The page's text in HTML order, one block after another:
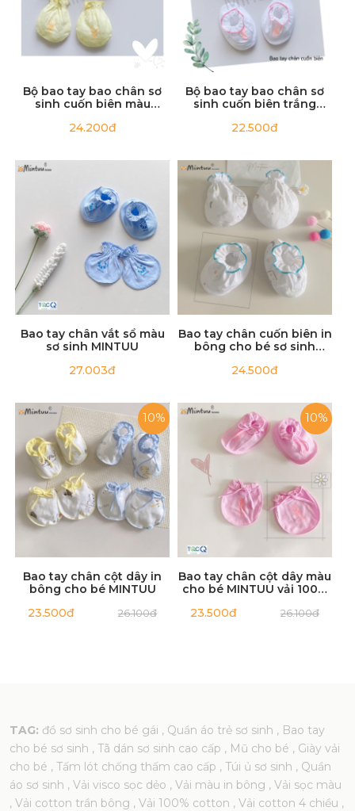
Bộ bao tay bao chân sơ
sinh cuốn biên màu
chất liệu vải 100% cotton
24.200đ
Bộ bao tay bao chân sơ
sinh cuốn biên trắng
chất liệu vải 100% cotton
22.500đ
Bao tay chân vắt sổ màu
sơ sinh MINTUU
27.003đ
Bao tay chân cuốn biên in
bông cho bé sơ sinh
24.500đ
10%
Bao tay chân cột dây in
bông cho bé MINTUU
23.500đ
26.100đ
10%
Bao tay chân cột dây màu
cho bé MINTUU vải 100%
23.500đ 26.100đ
TAG: đồ sơ sinh cho bé gái , Quần áo trẻ sơ sinh , Bao tay
cho bé sơ sinh , Tã dán sơ sinh cao cấp , Mũ cho bé , Giày vải
cho bé , Tấm lót chống thấm cao cấp , Túi ủ sơ sinh , Quần
áo sơ sinh , Vải visco sọc dẻo , Vải màu in bông , Vải sọc màu
, Vải cotton trần bông , Vải 100% cotton , Vải cotton 4 chiều ,